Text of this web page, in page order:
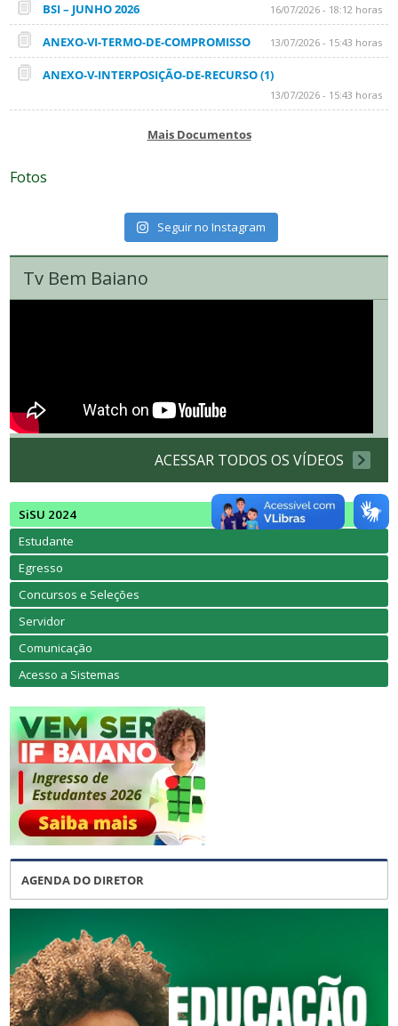
BSI – JUNHO 2026 16/07/2026 - 18:12 horas
ANEXO-VI-TERMO-DE-COMPROMISSO 13/07/2026 - 15:43 horas
ANEXO-V-INTERPOSIÇÃO-DE-RECURSO (1)
13/07/2026 - 15:43 horas
Mais Documentos
Fotos
Seguir no Instagram
Tv Bem Baiano
ACESSAR TODOS OS VÍDEOS
SiSU 2024
Estudante
Egresso
Concursos e Seleções
Servidor
Comunicação
Acesso a Sistemas
AGENDA DO DIRETOR